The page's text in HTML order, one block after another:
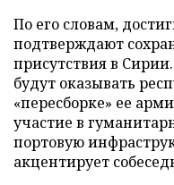
По его словам,
подтверждают
присутствия в
будут оказывать
«пересборке» ее
участие в
портовую
акцентирует